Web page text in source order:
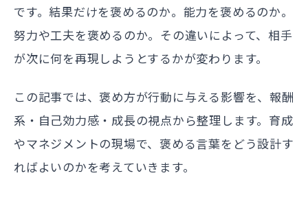
です。結果だけを褒めるのか。能力を褒めるのか。
努力や工夫を褒めるのか。その違いによって、相手
が次に何を再現しようとするかが変わります。
この記事では、褒め方が行動に与える影響を、報酬
系・自己効力感・成長の視点から整理します。育成
やマネジメントの現場で、褒める言葉をどう設計す
ればよいのかを考えていきます。